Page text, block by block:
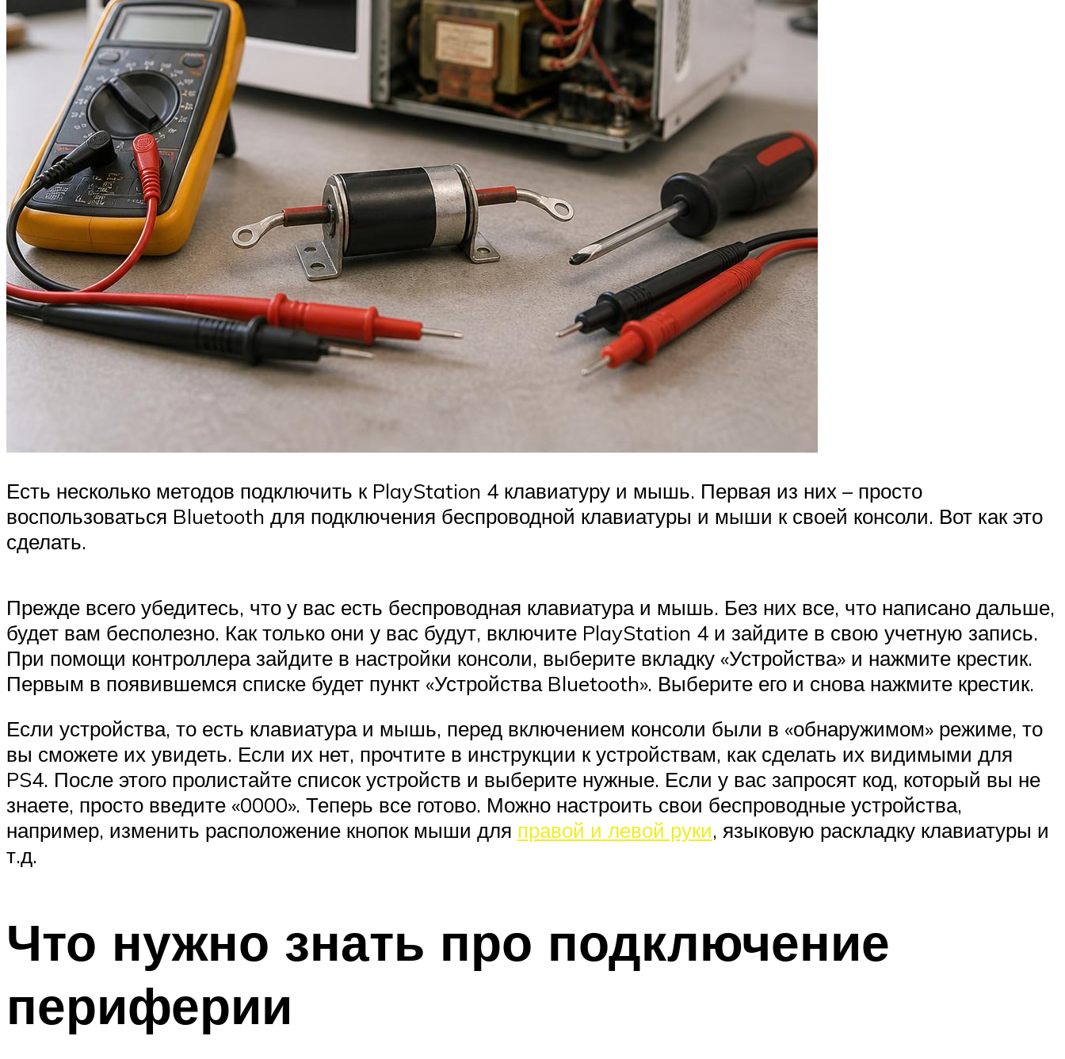
Есть несколько методов подключить к PlayStation 4 клавиатуру и мышь. Первая из них – просто
воспользоваться Bluetooth для подключения беспроводной клавиатуры и мыши к своей консоли. Вот как это
сделать.
Прежде всего убедитесь, что у вас есть беспроводная клавиатура и мышь. Без них все, что написано дальше,
будет вам бесполезно. Как только они у вас будут, включите PlayStation 4 и зайдите в свою учетную запись.
При помощи контроллера зайдите в настройки консоли, выберите вкладку «Устройства» и нажмите крестик.
Первым в появившемся списке будет пункт «Устройства Bluetooth». Выберите его и снова нажмите крестик.
Если устройства, то есть клавиатура и мышь, перед включением консоли были в «обнаружимом» режиме, то
вы сможете их увидеть. Если их нет, прочтите в инструкции к устройствам, как сделать их видимыми для
PS4. После этого пролистайте список устройств и выберите нужные. Если у вас запросят код, который вы не
знаете, просто введите «0000». Теперь все готово. Можно настроить свои беспроводные устройства,
например, изменить расположение кнопок мыши для правой и левой руки, языковую раскладку клавиатуры и
т.д.
Что нужно знать про подключение
периферии